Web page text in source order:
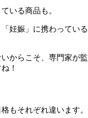
いる商品も。
妊娠」に携わっている
からこそ、専門家が監
！
もそれぞれ違います。